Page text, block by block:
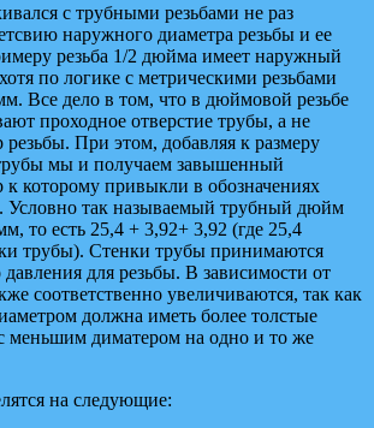
с трубными резьбами не раз
наружного диаметра резьбы и ее
резьба 1/2 дюйма имеет наружный
по логике с метрическими резьбами
Все дело в том, что в дюймовой резьбе
проходное отверстие трубы, а не
При этом, добавляя к размеру
мы и получаем завышенный
которому привыкли в обозначениях
Условно так называемый трубный дюйм
то есть 25,4 + 3,92+ 3,92 (где 25,4
трубы). Стенки трубы принимаются
давления для резьбы. В зависимости от
соответственно увеличиваются, так как
должна иметь более толстые
меньшим диматером на одно и то же
на следующие: